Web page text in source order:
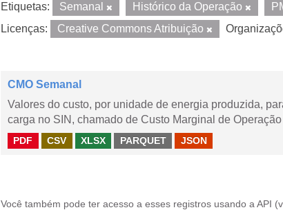
Etiquetas: Semanal Histórico da Operação
Licenças:
Creative Commons Atribuição
CMO Semanal
Valores do custo, por unidade de energia produzida,
carga no SIN, chamado de Custo Marginal de
PDF CSV XLSX PARQUET JSON
Você também pode ter acesso a esses registros usando a API